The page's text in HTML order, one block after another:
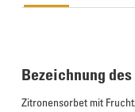
Bezeichnung
Zitronensorbet mit